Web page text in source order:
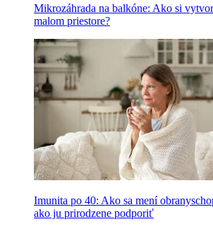
Mikrozáhrada na balkóne: Ako si
malom priestore?
Imunita po 40: Ako sa mení
ako ju prirodzene podporiť